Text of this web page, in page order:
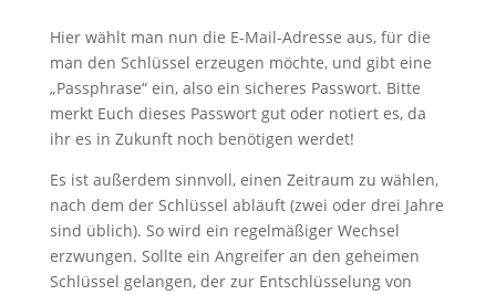
Hier wählt man nun die E-Mail-Adresse aus, für die
man den Schlüssel erzeugen möchte, und gibt eine
„Passphrase“ ein, also ein sicheres Passwort. Bitte
merkt Euch dieses Passwort gut oder notiert es, da
ihr es in Zukunft noch benötigen werdet!
Es ist außerdem sinnvoll, einen Zeitraum zu wählen,
nach dem der Schlüssel abläuft (zwei oder drei Jahre
sind üblich). So wird ein regelmäßiger Wechsel
erzwungen. Sollte ein Angreifer an den geheimen
Schlüssel gelangen, der zur Entschlüsselung von